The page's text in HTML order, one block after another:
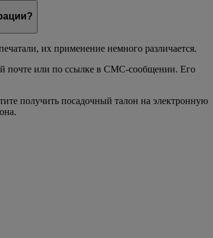
их применение немного различается.
почте или по ссылке в СМС-сообщении. Его
получить посадочный талон на электронную